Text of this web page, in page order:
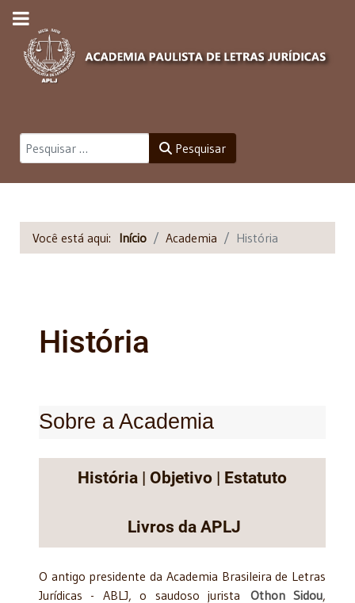
Pesquisar Pesquisar
Você está aqui: Início Academia História
História
Sobre a Academia
História | Objetivo | Estatuto
Livros da APLJ
O antigo presidente da Academia Brasileira de Letras
Jurídicas - ABLJ, o saudoso jurista Othon Sidou,